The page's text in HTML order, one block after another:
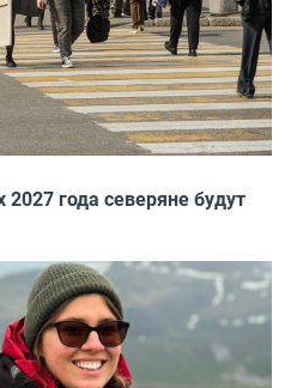
2027 года северяне будут